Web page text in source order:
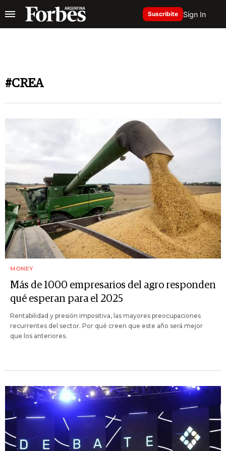
Suscribite Sign In
#CREA
MONEY
Más de 1000 empresarios del agro responden
qué esperan para el 2025
Rentabilidad y presión impositiva, las mayores preocupaciones
recurrentes del sector. Por qué creen que este año será mejor
que los anteriores.